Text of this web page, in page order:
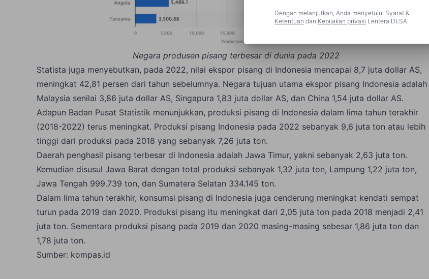
Dengan melanjutkan, Anda menyetujui Syarat &
Ketentuan dan Kebijakan privasi Lentera DESA.
Negara produsen pisang terbesar di dunia pada 2022
Statista juga menyebutkan, pada 2022, nilai ekspor pisang di Indonesia mencapai 8,7 juta dollar AS,
meningkat 42,81 persen dari tahun sebelumnya. Negara tujuan utama ekspor pisang Indonesia adalah
Malaysia senilai 3,86 juta dollar AS, Singapura 1,83 juta dollar AS, dan China 1,54 juta dollar AS.
Adapun Badan Pusat Statistik menunjukkan, produksi pisang di Indonesia dalam lima tahun terakhir
(2018-2022) terus meningkat. Produksi pisang Indonesia pada 2022 sebanyak 9,6 juta ton atau lebih
tinggi dari produksi pada 2018 yang sebanyak 7,26 juta ton.
Daerah penghasil pisang terbesar di Indonesia adalah Jawa Timur, yakni sebanyak 2,63 juta ton.
Kemudian disusul Jawa Barat dengan total produksi sebanyak 1,32 juta ton, Lampung 1,22 juta ton,
Jawa Tengah 999.739 ton, dan Sumatera Selatan 334.145 ton.
Dalam lima tahun terakhir, konsumsi pisang di Indonesia juga cenderung meningkat kendati sempat
turun pada 2019 dan 2020. Produksi pisang itu meningkat dari 2,05 juta ton pada 2018 menjadi 2,41
juta ton. Sementara produksi pisang pada 2019 dan 2020 masing-masing sebesar 1,86 juta ton dan
1,78 juta ton.
Sumber: kompas.id